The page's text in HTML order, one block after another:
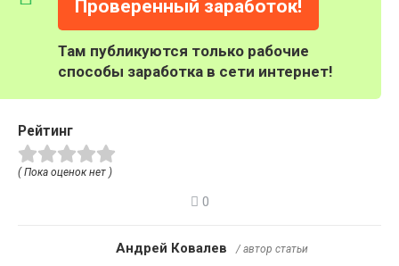
Проверенный заработок!
Там публикуются только рабочие
способы заработка в сети интернет!
Рейтинг
( Пока оценок нет )
0
Андрей Ковалев / автор статьи